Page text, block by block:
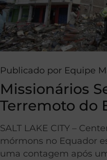
Publicado por Equipe
Missionários
Terremoto do
SALT LAKE CITY –
mórmons no Equador
uma contagem após